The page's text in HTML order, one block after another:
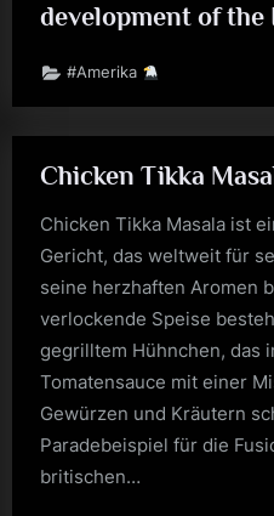
development of the
#Amerika
Chicken Tikka
Chicken Tikka Masala ist
Gericht, das weltweit für
seine herzhaften Aromen
verlockende Speise
gegrilltem Hühnchen, das
Tomatensauce mit einer
Gewürzen und Kräutern
Paradebeispiel für die
britischen…